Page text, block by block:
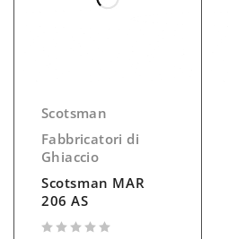
Scotsman
Fabbricatori di
Ghiaccio
Scotsman MAR
206 AS